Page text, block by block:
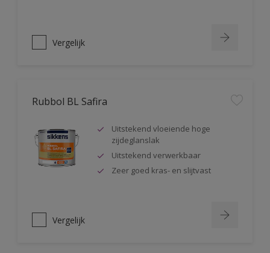
Vergelijk
Rubbol BL Safira
Uitstekend vloeiende hoge
zijdeglanslak
Uitstekend verwerkbaar
Zeer goed kras- en slijtvast
Vergelijk